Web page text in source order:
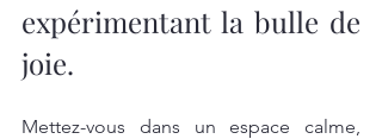
expérimentant la bulle de
joie.
Mettez-vous dans un espace calme,